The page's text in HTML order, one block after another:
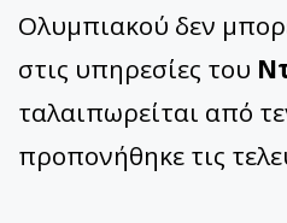
Ολυμπιακού δεν
στις υπηρεσίες του
ταλαιπωρείται από
προπονήθηκε τις